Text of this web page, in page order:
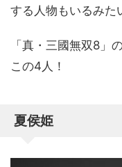
する人物もいるみた
「真・三國無双8」
この4人！
夏侯姫